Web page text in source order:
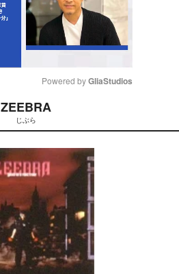
t
e
Powered by GliaStudios
ZEEBRA
じぶら